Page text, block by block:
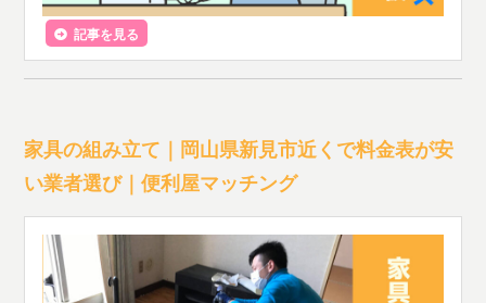
記事を見る
家具の組み立て｜岡山県新見市近くで料金表が安
い業者選び｜便利屋マッチング